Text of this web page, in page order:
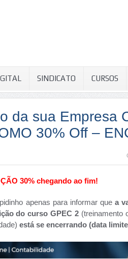
SINDICATO CURSOS
da sua Empresa
30% Off –
30% chegando ao fim!
apenas para informar quea
do curso GPEC 2 (treinamento
está se encerrando (data limite